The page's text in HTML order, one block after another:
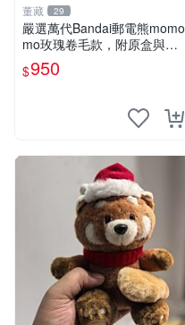
董藏 29
嚴選萬代Bandai郵電熊momo
mo玫瑰卷毛款，附原盒與吊
牌，粉嫩可愛入手即柔軟～
玫瑰卷毛 郵電熊 正品
$950